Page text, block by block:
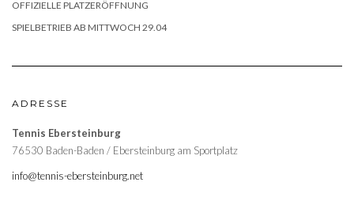
OFFIZIELLE PLATZERÖFFNUNG
SPIELBETRIEB AB MITTWOCH 29.04
ADRESSE
Tennis Ebersteinburg
76530 Baden-Baden / Ebersteinburg am Sportplatz
info@tennis-ebersteinburg.net